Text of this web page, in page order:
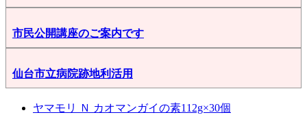
市民公開講座のご案内です
仙台市立病院跡地利活用
ヤマモリ Ｎ カオマンガイの素112g×30個